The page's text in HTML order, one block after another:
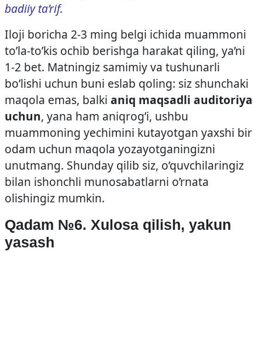
badiiy ta’rif.
Iloji boricha 2-3 ming belgi ichida muammoni
to’la-to’kis ochib berishga harakat qiling, ya’ni
1-2 bet. Matningiz samimiy va tushunarli
bo’lishi uchun buni eslab qoling: siz shunchaki
maqola emas, balki aniq maqsadli auditoriya
uchun, yana ham aniqrog’i, ushbu
muammoning yechimini kutayotgan yaxshi bir
odam uchun maqola yozayotganingizni
unutmang. Shunday qilib siz, o’quvchilaringiz
bilan ishonchli munosabatlarni o’rnata
olishingiz mumkin.
Qadam №6. Xulosa qilish, yakun
yasash